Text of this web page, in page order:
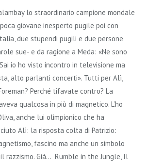
lo straordinario campione mondale
giovane inesperto pugile poi con
due stupendi pugili e due persone
sue- e da ragione a Meda: «Ne sono
io ho visto incontro in televisione ma
alto parlanti concerti». Tutti per Alì,
Perché tifavate contro? La
qualcosa in più di magnetico. L’ho
anche lui olimpionico che ha
Alì: la risposta colta di Patrizio:
fascino ma anche un simbolo
Già… Rumble in the Jungle, Il